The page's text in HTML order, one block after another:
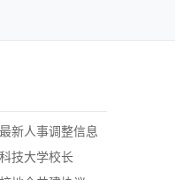
新人事调整信息
技大学校长